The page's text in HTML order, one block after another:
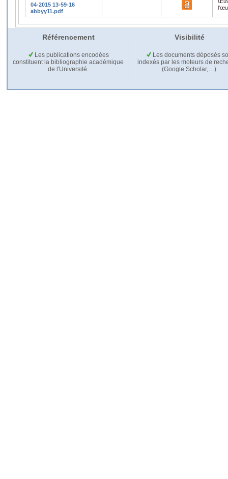
04-2015 13-59-16
abbyy11.pdf
Référencement Visibilité
Les publications encodées
constituent la bibliographie académique
de l'Université.
Les documents déposés
indexés par les moteurs de
(Google Scholar,…).